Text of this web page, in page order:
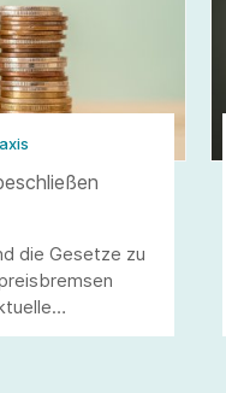
die Gesetze zu
hat